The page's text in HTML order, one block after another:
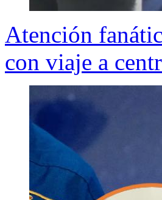
Atención
con viaje a